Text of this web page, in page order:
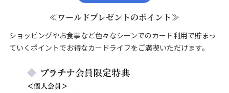
≪ワールドプレゼントのポイント≫
ショッピングやお食事など色々なシーンでのカード利用で貯まっ
ていくポイントでお得なカードライフをご満喫いただけます。